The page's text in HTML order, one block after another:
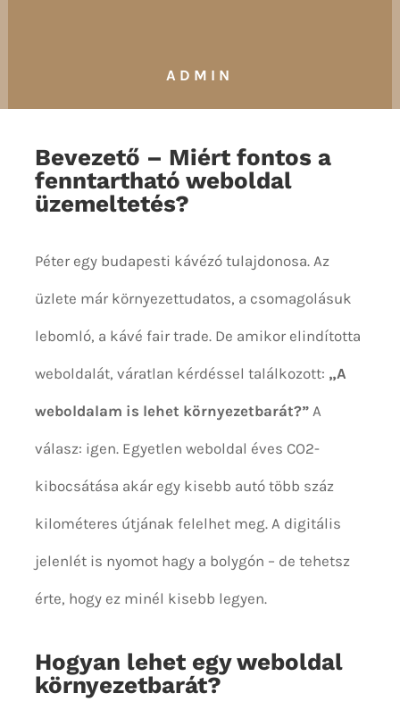
ADMIN
Bevezető – Miért fontos a
fenntartható weboldal
üzemeltetés?
Péter egy budapesti kávézó tulajdonosa. Az
üzlete már környezettudatos, a csomagolásuk
lebomló, a kávé fair trade. De amikor elindította
weboldalát, váratlan kérdéssel találkozott: „A
weboldalam is lehet környezetbarát?” A
válasz: igen. Egyetlen weboldal éves CO2-
kibocsátása akár egy kisebb autó több száz
kilométeres útjának felelhet meg. A digitális
jelenlét is nyomot hagy a bolygón – de tehetsz
érte, hogy ez minél kisebb legyen.
Hogyan lehet egy weboldal
környezetbarát?